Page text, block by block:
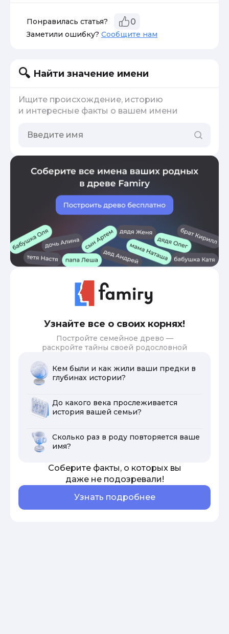
Понравилась статья? 0
Заметили ошибку? Сообщите нам
Найти значение имени
Ищите происхождение, историю
и интересные факты о вашем имени
Узнайте все о своих корнях!
Постройте семейное древо —
раскройте тайны своей родословной
Кем были и как жили ваши предки в
глубинах истории?
До какого века прослеживается
история вашей семьи?
Сколько раз в роду повторяется ваше
имя?
Соберите факты, о которых вы
даже не подозревали!
Узнать подробнее